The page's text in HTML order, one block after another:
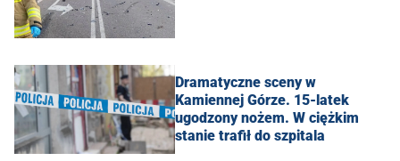
Dramatyczne sceny w
Kamiennej Górze. 15-latek
ugodzony nożem. W ciężkim
stanie trafił do szpitala